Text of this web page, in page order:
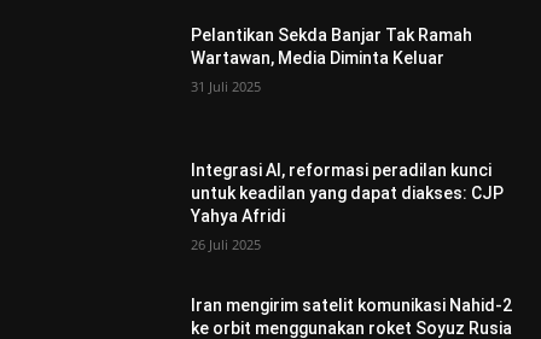
Pelantikan Sekda Banjar Tak Ramah
Wartawan, Media Diminta Keluar
31 Juli 2025
Integrasi AI, reformasi peradilan kunci
untuk keadilan yang dapat diakses: CJP
Yahya Afridi
26 Juli 2025
Iran mengirim satelit komunikasi Nahid-2
ke orbit menggunakan roket Soyuz Rusia